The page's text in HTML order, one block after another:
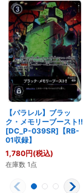
【パラレル】ブラッ
ク・メモリーブースト!!
[DC_P-039SR]【RB-
01収録】
1,780円(税込)
在庫数 1点